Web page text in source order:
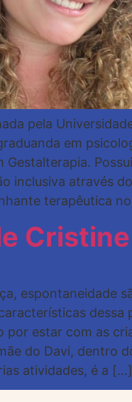
pela
em
Gestalterapia.
inclusiva através
terapêutica
Cristine
espontaneidade
dessa
por estar com as
do Davi, dentro
atividades, é a […]